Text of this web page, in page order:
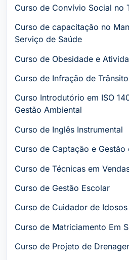
Curso de Convívio Social no
Curso de capacitação no
Serviço de Saúde
Curso de Obesidade e
Curso de Infração de Trânsito
Curso Introdutório em ISO
Gestão Ambiental
Curso de Inglês Instrumental
Curso de Captação e Gestão
Curso de Técnicas em
Curso de Gestão Escolar
Curso de Cuidador de Idosos
Curso de Matriciamento Em
Curso de Projeto de